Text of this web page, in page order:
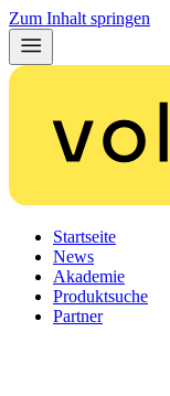
Zum Inhalt springen
Startseite
News
Akademie
Produktsuche
Partner